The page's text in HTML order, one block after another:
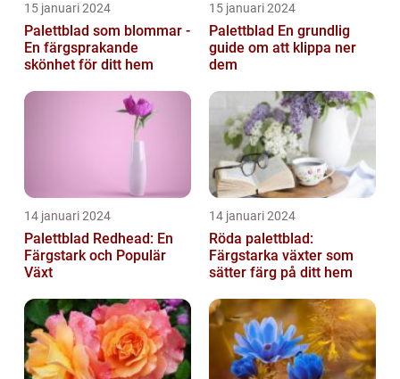
15 januari 2024
Palettblad som blommar -
En färgsprakande
skönhet för ditt hem
15 januari 2024
Palettblad En grundlig
guide om att klippa ner
dem
14 januari 2024
Palettblad Redhead: En
Färgstark och Populär
Växt
14 januari 2024
Röda palettblad:
Färgstarka växter som
sätter färg på ditt hem